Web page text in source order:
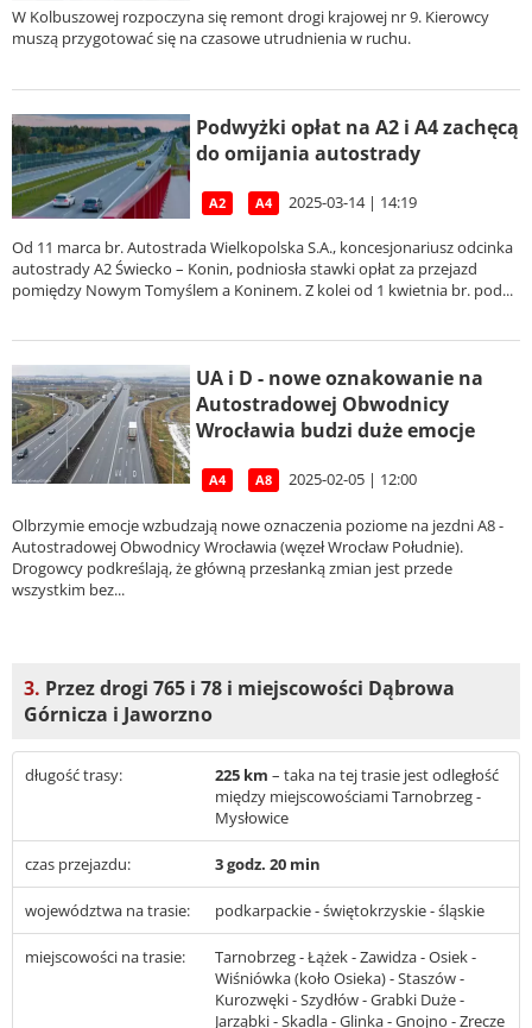
W Kolbuszowej rozpoczyna się remont drogi krajowej nr 9. Kierowcy
muszą przygotować się na czasowe utrudnienia w ruchu.
Podwyżki opłat na A2 i A4 zachęcą
do omijania autostrady
A2 A4 2025-03-14 | 14:19
Od 11 marca br. Autostrada Wielkopolska S.A., koncesjonariusz odcinka
autostrady A2 Świecko – Konin, podniosła stawki opłat za przejazd
pomiędzy Nowym Tomyślem a Koninem. Z kolei od 1 kwietnia br. pod...
UA i D - nowe oznakowanie na
Autostradowej Obwodnicy
Wrocławia budzi duże emocje
A4 A8 2025-02-05 | 12:00
Olbrzymie emocje wzbudzają nowe oznaczenia poziome na jezdni A8 -
Autostradowej Obwodnicy Wrocławia (węzeł Wrocław Południe).
Drogowcy podkreślają, że główną przesłanką zmian jest przede
wszystkim bez...
3. Przez drogi 765 i 78 i miejscowości Dąbrowa
Górnicza i Jaworzno
długość trasy: 225 km – taka na tej trasie jest odległość
między miejscowościami Tarnobrzeg -
Mysłowice
czas przejazdu: 3 godz. 20 min
województwa na trasie: podkarpackie - świętokrzyskie - śląskie
miejscowości na trasie:
Tarnobrzeg - Łążek - Zawidza - Osiek -
Wiśniówka (koło Osieka) - Staszów -
Kurozwęki - Szydłów - Grabki Duże -
Jarząbki - Skadla - Glinka - Gnojno - Zrecze